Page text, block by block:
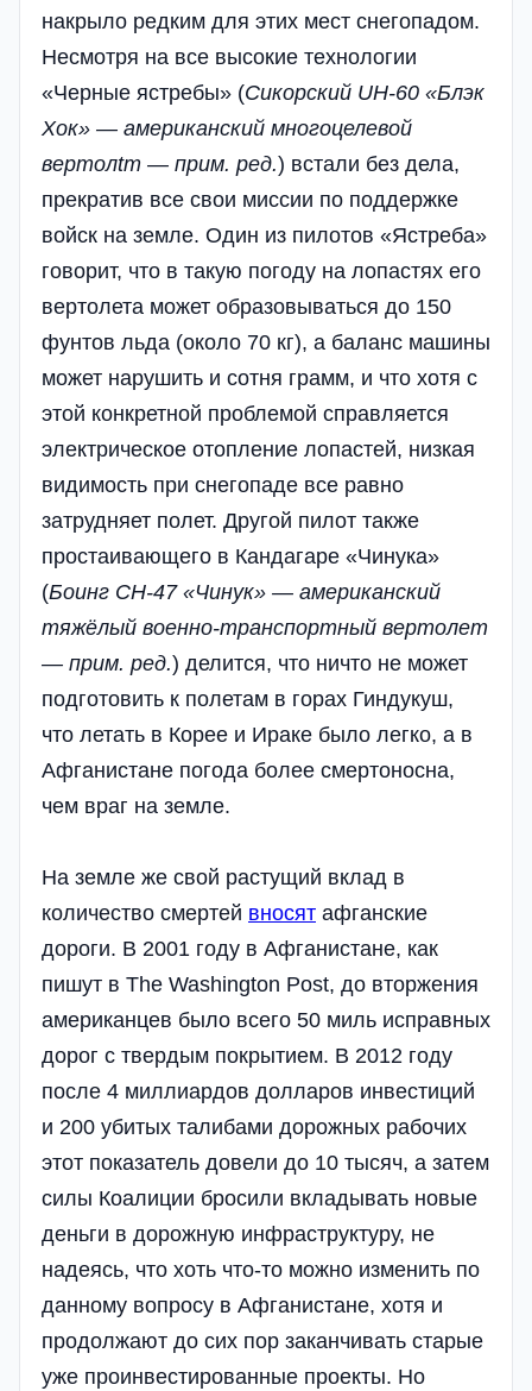
накрыло редким для этих мест снегопадом.
Несмотря на все высокие технологии
«Черные ястребы» (Сикорский UH-60 «Блэк
Хок» — американский многоцелевой
вертолtт — прим. ред.) встали без дела,
прекратив все свои миссии по поддержке
войск на земле. Один из пилотов «Ястреба»
говорит, что в такую погоду на лопастях его
вертолета может образовываться до 150
фунтов льда (около 70 кг), а баланс машины
может нарушить и сотня грамм, и что хотя с
этой конкретной проблемой справляется
электрическое отопление лопастей, низкая
видимость при снегопаде все равно
затрудняет полет. Другой пилот также
простаивающего в Кандагаре «Чинука»
(Боинг CH-47 «Чинук» — американский
тяжёлый военно-транспортный вертолет
— прим. ред.) делится, что ничто не может
подготовить к полетам в горах Гиндукуш,
что летать в Корее и Ираке было легко, а в
Афганистане погода более смертоносна,
чем враг на земле.
На земле же свой растущий вклад в
количество смертей вносят афганские
дороги. В 2001 году в Афганистане, как
пишут в The Washington Post, до вторжения
американцев было всего 50 миль исправных
дорог с твердым покрытием. В 2012 году
после 4 миллиардов долларов инвестиций
и 200 убитых талибами дорожных рабочих
этот показатель довели до 10 тысяч, а затем
силы Коалиции бросили вкладывать новые
деньги в дорожную инфраструктуру, не
надеясь, что хоть что-то можно изменить по
данному вопросу в Афганистане, хотя и
продолжают до сих пор заканчивать старые
уже проинвестированные проекты. Но